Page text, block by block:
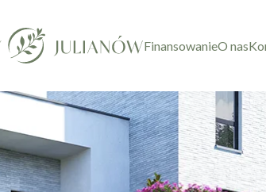
FinansowanieO nas